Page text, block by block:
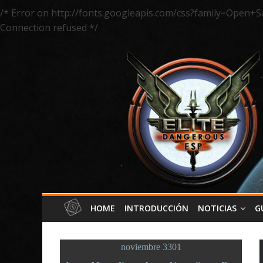
/* Error on http://fonts.googleapis.com/
Connection refused */
HOME INTRODUCCIÓN NOTICIAS
noviembre 3301